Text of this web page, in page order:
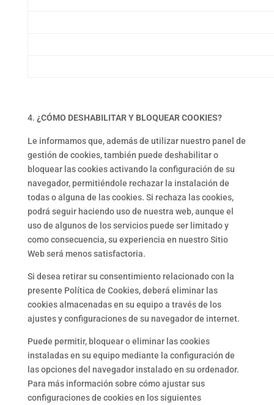
¿CÓMO DESHABILITAR Y BLOQUEAR COOKIES?
Le informamos que, además de utilizar nuestro panel de
gestión de cookies, también puede deshabilitar o
bloquear las cookies activando la configuración de su
navegador, permitiéndole rechazar la instalación de
todas o alguna de las cookies. Si rechaza las cookies,
podrá seguir haciendo uso de nuestra web, aunque el
uso de algunos de los servicios puede ser limitado y
como consecuencia, su experiencia en nuestro Sitio
Web será menos satisfactoria.
Si desea retirar su consentimiento relacionado con la
presente Política de Cookies, deberá eliminar las
cookies almacenadas en su equipo a través de los
ajustes y configuraciones de su navegador de internet.
Puede permitir, bloquear o eliminar las cookies
instaladas en su equipo mediante la configuración de
las opciones del navegador instalado en su ordenador.
Para más información sobre cómo ajustar sus
configuraciones de cookies en los siguientes